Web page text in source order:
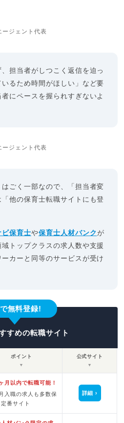
ージェント代表
、担当者がしつこく返信を迫っ
るため時間がほしい」など要
にペースを握られすぎないよ
ージェント代表
ごく一部なので、「担当者変
他の保育士転職サイトにも登
ビ保育士や保育士人材バンク が
トップクラスの求人数や支援
カーと同等のサービスが受け
無料登録!
すめの転職サイト
ポイント
▼
公式サイト
▼
月以内で転職可能！
入職の求人も多数保
番サイト
詳細